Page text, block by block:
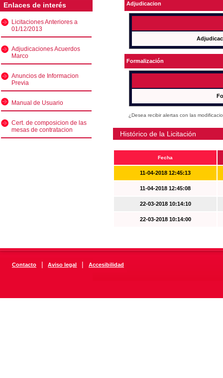
Enlaces de interés
Licitaciones Anteriores a
01/12/2013
Adjudicaciones Acuerdos
Marco
Anuncios de Informacion
Previa
Manual de Usuario
Cert. de composicion de las
mesas de contratacion
Adjudicacion
Formalización
¿Desea recibir alertas con las
Histórico de la Licitación
Fecha
11-04-2018 12:45:13
11-04-2018 12:45:08
22-03-2018 10:14:10
22-03-2018 10:14:00
Contacto | Aviso legal | Accesibilidad